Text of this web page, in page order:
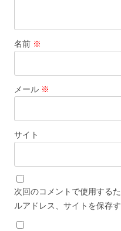
名前 ※
メール ※
サイト
次回のコメントで使用する
ルアドレス、サイトを保存す